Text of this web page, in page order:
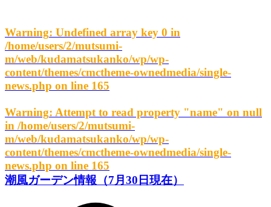
Warning: Undefined array key 0 in
/home/users/2/mutsumi-
m/web/kudamatsukanko/wp/wp-
content/themes/cmctheme-ownedmedia/single-
news.php on line 165
Warning: Attempt to read property "name" on null
in /home/users/2/mutsumi-
m/web/kudamatsukanko/wp/wp-
content/themes/cmctheme-ownedmedia/single-
news.php on line 165
潮風ガーデン情報（7月30日現在）